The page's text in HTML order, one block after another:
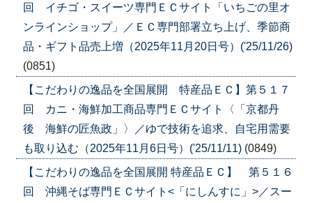
回 イチゴ・スイーツ専門ＥＣサイト「いちごの里オ
ンラインショップ」／ＥＣ専門部署立ち上げ、季節商
品・ギフト品売上増（2025年11月20日号）('25/11/26)
(0851)
【こだわりの逸品を全国展開 特産品ＥＣ】第５１７
回 カニ・海鮮加工商品専門ＥＣサイト〈「京都丹
後 海鮮の匠魚政」〉／ゆで技術を追求、自宅用需要
も取り込む（2025年11月6日号）('25/11/11) (0849)
【こだわりの逸品を全国展開 特産品ＥＣ】 第５１６
回 沖縄そば専門ＥＣサイト<「にしんすに」>／スー